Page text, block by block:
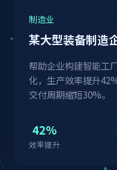
制造业
某大型装备制造
帮助企业构建智能工
化，生产效率提升
交付周期缩短30%。
42%
效率提升